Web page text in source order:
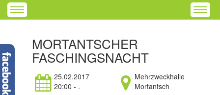
MORTANTSCHER
FASCHINGSNACHT
25.02.2017
20:00 - .
Mehrzweckhalle
Mortantsch